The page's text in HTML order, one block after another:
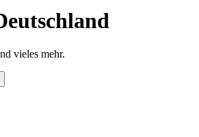
vieles mehr.